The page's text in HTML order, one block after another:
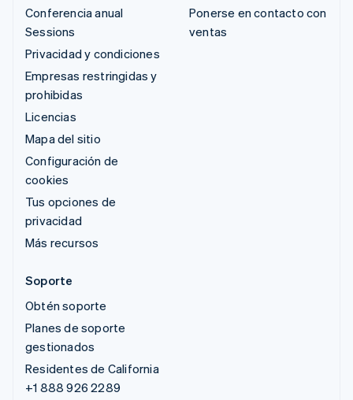
Conferencia anual
Sessions
Privacidad y condiciones
Empresas restringidas y
prohibidas
Licencias
Mapa del sitio
Configuración de
cookies
Tus opciones de
privacidad
Más recursos
Ponerse en contacto con
ventas
Soporte
Obtén soporte
Planes de soporte
gestionados
Residentes de California
+1 888 926 2289